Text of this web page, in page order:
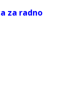
za radno